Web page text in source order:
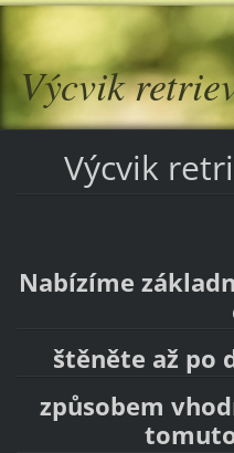
Výcvik
Výcvik
Nabízíme
štěněte až po
způsobem